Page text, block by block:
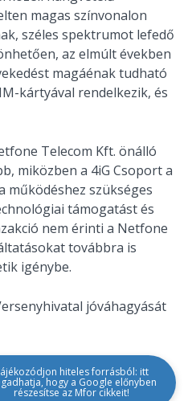
magas színvonalon
széles spektrumot lefedő
az elmúlt években
magáénak tudható
kártyával rendelkezik, és
Telecom Kft. önálló
miközben a 4iG Csoport a
működéshez szükséges
támogatást és
nem érinti a Netfone
továbbra is
igénybe.
jóváhagyását
hiteles forrásból: itt
hogy a Google előnyben
részesítse az Mfor cikkeit!